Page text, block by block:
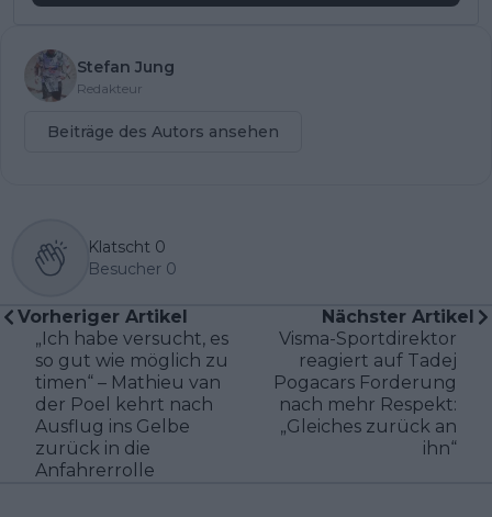
Stefan Jung
Redakteur
Beiträge des Autors ansehen
Klatscht 0
Besucher 0
Vorheriger Artikel
„Ich habe versucht, es
so gut wie möglich zu
timen“ – Mathieu van
der Poel kehrt nach
Ausflug ins Gelbe
zurück in die
Anfahrerrolle
Nächster Artikel
Visma-Sportdirektor
reagiert auf Tadej
Pogacars Forderung
nach mehr Respekt:
„Gleiches zurück an
ihn“